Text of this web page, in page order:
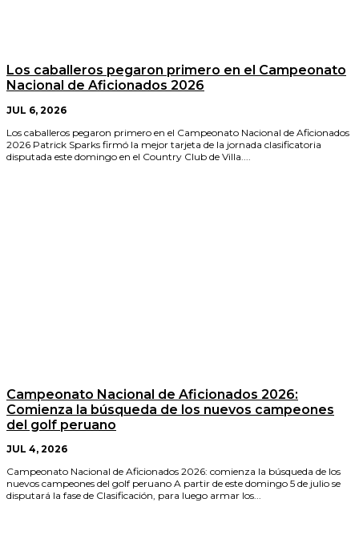
Los caballeros pegaron primero en el Campeonato
Nacional de Aficionados 2026
JUL 6, 2026
Los caballeros pegaron primero en el Campeonato Nacional de Aficionados
2026 Patrick Sparks firmó la mejor tarjeta de la jornada clasificatoria
disputada este domingo en el Country Club de Villa....
Campeonato Nacional de Aficionados 2026:
Comienza la búsqueda de los nuevos campeones
del golf peruano
JUL 4, 2026
Campeonato Nacional de Aficionados 2026: comienza la búsqueda de los
nuevos campeones del golf peruano A partir de este domingo 5 de julio se
disputará la fase de Clasificación, para luego armar los...